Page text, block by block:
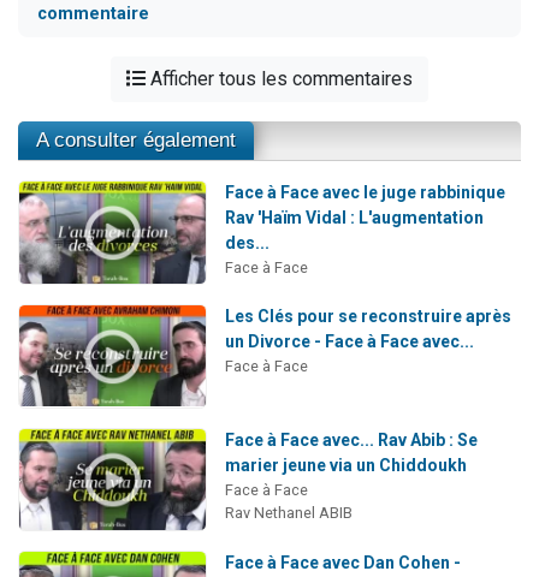
commentaire
Afficher tous les commentaires
A consulter également
Face à Face avec le juge rabbinique
Rav 'Haïm Vidal : L'augmentation
des...
Face à Face
Les Clés pour se reconstruire après
un Divorce - Face à Face avec...
Face à Face
Face à Face avec... Rav Abib : Se
marier jeune via un Chiddoukh
Face à Face
Rav Nethanel ABIB
Face à Face avec Dan Cohen -